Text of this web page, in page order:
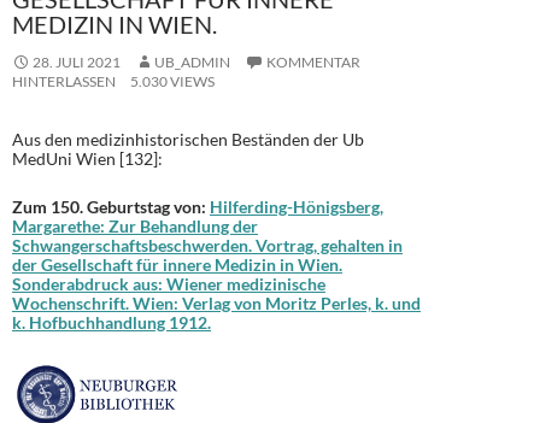
MEDIZIN IN WIEN.
28. JULI 2021 UB_ADMIN
KOMMENTAR
HINTERLASSEN
5.030 VIEWS
Aus den medizinhistorischen Beständen der Ub
MedUni Wien [132]:
Zum 150. Geburtstag von: Hilferding-Hönigsberg,
Margarethe: Zur Behandlung der
Schwangerschaftsbeschwerden. Vortrag, gehalten in
der Gesellschaft für innere Medizin in Wien.
Sonderabdruck aus: Wiener medizinische
Wochenschrift. Wien: Verlag von Moritz Perles, k. und
k. Hofbuchhandlung 1912.